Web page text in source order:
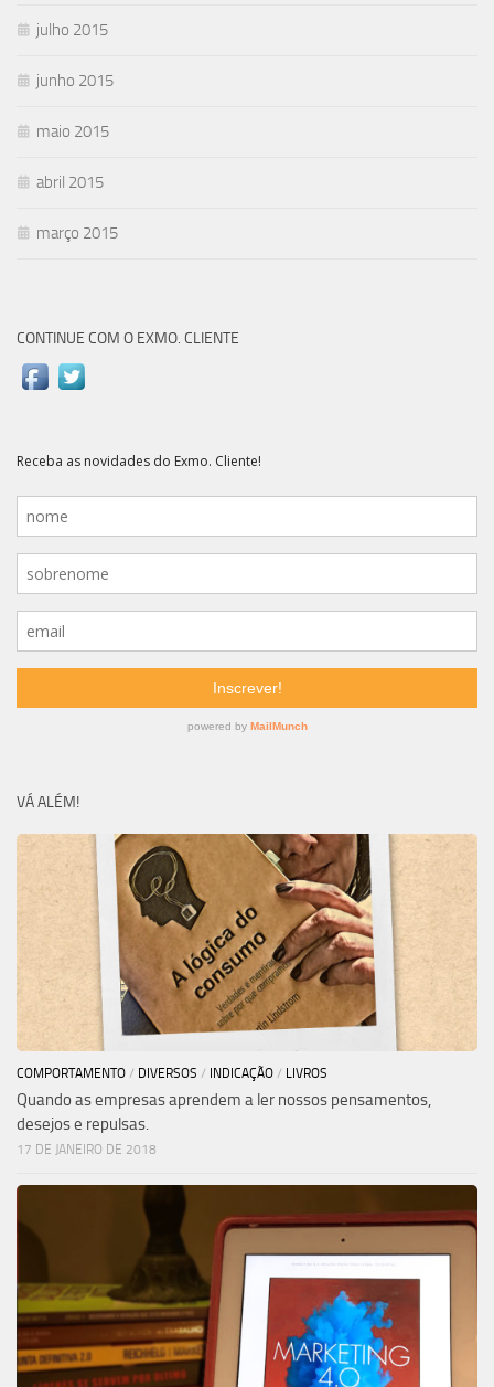
julho 2015
junho 2015
maio 2015
abril 2015
março 2015
CONTINUE COM O EXMO. CLIENTE
VÁ ALÉM!
COMPORTAMENTO / DIVERSOS / INDICAÇÃO / LIVROS
Quando as empresas aprendem a ler nossos pensamentos,
desejos e repulsas.
17 DE JANEIRO DE 2018